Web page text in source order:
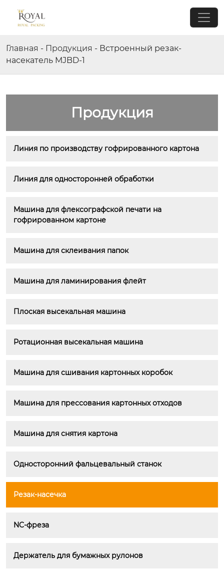
Главная - Продукция - Встроенный резак-
насекатель MJBD-1
Продукция
Линия по производству гофрированного картона
Линия для односторонней обработки
Машина для флексографской печати на
гофрированном картоне
Машина для склеивания папок
Машина для ламинирования флейт
Плоская высекальная машина
Ротационная высекальная машина
Машина для сшивания картонных коробок
Машина для прессования картонных отходов
Машина для снятия картона
Односторонний фальцевальный станок
Резак-насечка
NC-фреза
Держатель для бумажных рулонов